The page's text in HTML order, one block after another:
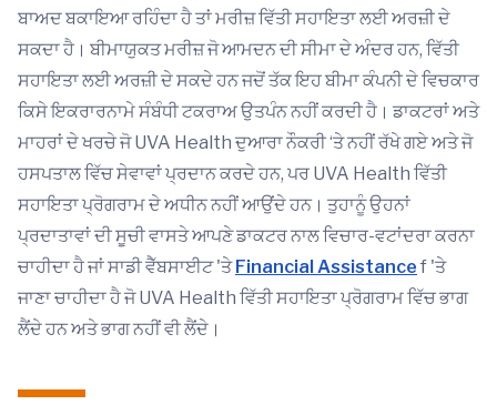
ਬਾਅਦ ਬਕਾਇਆ ਰਹਿੰਦਾ ਹੈ ਤਾਂ ਮਰੀਜ਼ ਵਿੱਤੀ ਸਹਾਇਤਾ ਲਈ ਅਰਜ਼ੀ ਦੇ
ਸਕਦਾ ਹੈ। ਬੀਮਾਯੁਕਤ ਮਰੀਜ਼ ਜੋ ਆਮਦਨ ਦੀ ਸੀਮਾ ਦੇ ਅੰਦਰ ਹਨ, ਵਿੱਤੀ
ਸਹਾਇਤਾ ਲਈ ਅਰਜ਼ੀ ਦੇ ਸਕਦੇ ਹਨ ਜਦੋਂ ਤੱਕ ਇਹ ਬੀਮਾ ਕੰਪਨੀ ਦੇ ਵਿਚਕਾਰ
ਕਿਸੇ ਇਕਰਾਰਨਾਮੇ ਸੰਬੰਧੀ ਟਕਰਾਅ ਉਤਪੰਨ ਨਹੀਂ ਕਰਦੀ ਹੈ। ਡਾਕਟਰਾਂ ਅਤੇ
ਮਾਹਰਾਂ ਦੇ ਖਰਚੇ ਜੋ UVA Health ਦੁਆਰਾ ਨੌਕਰੀ ‘ਤੇ ਨਹੀਂ ਰੱਖੇ ਗਏ ਅਤੇ ਜੋ
ਹਸਪਤਾਲ ਵਿੱਚ ਸੇਵਾਵਾਂ ਪ੍ਰਦਾਨ ਕਰਦੇ ਹਨ, ਪਰ UVA Health ਵਿੱਤੀ
ਸਹਾਇਤਾ ਪ੍ਰੋਗਰਾਮ ਦੇ ਅਧੀਨ ਨਹੀਂ ਆਉਂਦੇ ਹਨ। ਤੁਹਾਨੂੰ ਉਹਨਾਂ
ਪ੍ਰਦਾਤਾਵਾਂ ਦੀ ਸੂਚੀ ਵਾਸਤੇ ਆਪਣੇ ਡਾਕਟਰ ਨਾਲ ਵਿਚਾਰ-ਵਟਾਂਦਰਾ ਕਰਨਾ
ਚਾਹੀਦਾ ਹੈ ਜਾਂ ਸਾਡੀ ਵੈੱਬਸਾਈਟ 'ਤੇFinancial Assistance f 'ਤੇ
ਜਾਣਾ ਚਾਹੀਦਾ ਹੈ ਜੋ UVA Health ਵਿੱਤੀ ਸਹਾਇਤਾ ਪ੍ਰੋਗਰਾਮ ਵਿੱਚ ਭਾਗ
ਲੈਂਦੇ ਹਨ ਅਤੇ ਭਾਗ ਨਹੀਂ ਵੀ ਲੈਂਦੇ।